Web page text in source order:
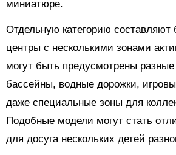
миниатюре.
Отдельную категорию
центры с несколькими зонами
могут быть предусмотрены
бассейны, водные дорожки,
даже специальные зоны для
Подобные модели могут стать
для досуга нескольких детей